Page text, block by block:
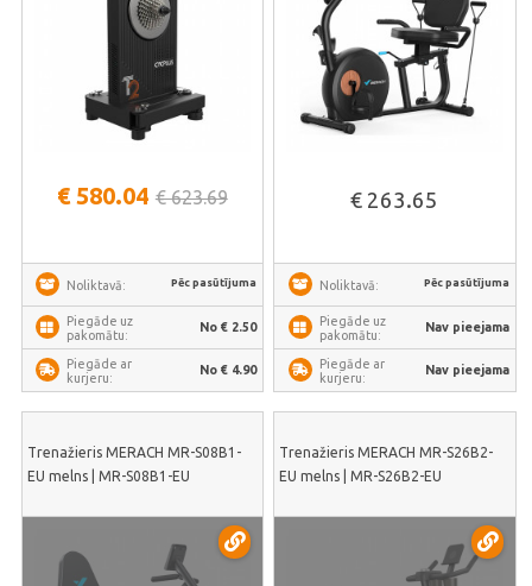
€ 580.04 € 623.69
Noliktavā: Pēc pasūtījuma
Piegāde uz
pakomātu:
No € 2.50
Piegāde ar
kurjeru:
No € 4.90
€ 263.65
Noliktavā: Pēc pasūtījuma
Piegāde uz
pakomātu:
Nav pieejama
Piegāde ar
kurjeru:
Nav pieejama
Trenažieris MERACH MR-S08B1-
EU melns | MR-S08B1-EU
Trenažieris MERACH MR-S26B2-
EU melns | MR-S26B2-EU